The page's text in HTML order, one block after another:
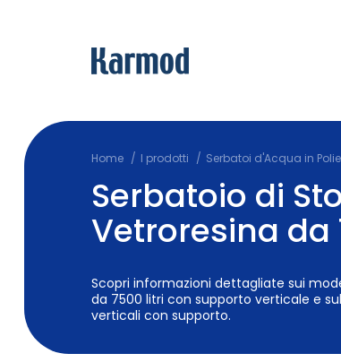
Home I prodotti Serbatoi d'Acqua in
Serbatoio di
Vetroresina da
Scopri informazioni dettagliate sui
da 7500 litri con supporto verticale e
verticali con supporto.